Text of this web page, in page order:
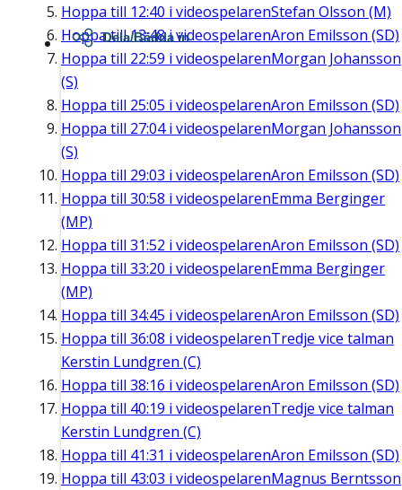
Hoppa till 12:40 i videospelarenStefan Olsson (M)
Hoppa till13:48i videospelarenAron Emilsson (SD)
Hoppa till 22:59 i videospelarenMorgan Johansson
(S)
Hoppa till 25:05 i videospelarenAron Emilsson (SD)
Hoppa till 27:04i videospelarenMorgan Johansson
(S)
Hoppa till 29:03 i videospelarenAron Emilsson (SD)
Hoppa till 30:58 i videospelarenEmma Berginger
(MP)
Hoppa till 31:52 i videospelarenAron Emilsson (SD)
Hoppa till 33:20 i videospelarenEmma Berginger
(MP)
Hoppa till 34:45 i videospelarenAron Emilsson (SD)
Hoppa till 36:08 i videospelarenTredje vice talman
Kerstin Lundgren (C)
Hoppa till 38:16 i videospelarenAron Emilsson (SD)
Hoppa till 40:19 i videospelarenTredje vice talman
Kerstin Lundgren (C)
Hoppa till 41:31 i videospelarenAron Emilsson (SD)
Hoppa till 43:03 i videospelarenMagnus Berntsson
Dela/Bädda in